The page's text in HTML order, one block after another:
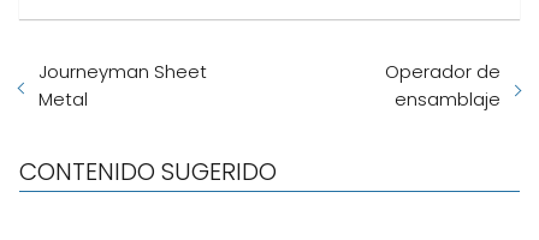
Journeyman Sheet
Metal
Operador de
ensamblaje
CONTENIDO SUGERIDO